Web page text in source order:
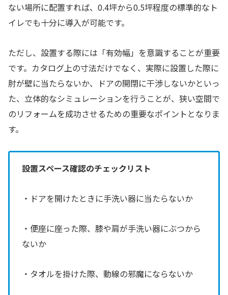
ない場所に配置すれば、0.4坪から0.5坪程度の標準的なト
イレでも十分に導入が可能です。
ただし、設置する際には「有効幅」を意識することが重要
です。カタログ上の寸法だけでなく、実際に設置した際に
肘が壁に当たらないか、ドアの開閉に干渉しないかといっ
た、立体的なシミュレーションを行うことが、狭い空間で
のリフォームを成功させるための重要なポイントとなりま
す。
設置スペース確認のチェックリスト
・ドアを開けたときに手洗い器に当たらないか
・便座に座った際、膝や肩が手洗い器にぶつから
ないか
・タオルを掛けた際、動線の邪魔にならないか